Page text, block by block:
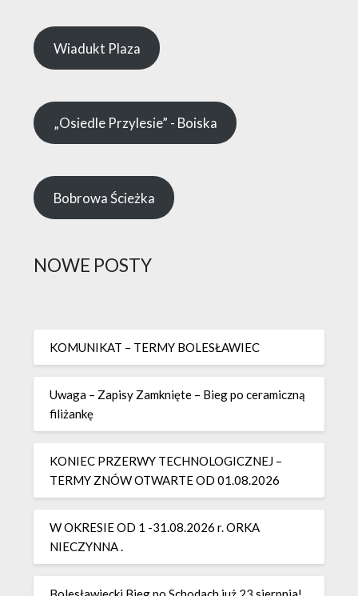
Wiadukt Plaza
„Osiedle Przylesie” - Boiska
Bobrowa Ścieżka
NOWE POSTY
KOMUNIKAT – TERMY BOLESŁAWIEC
Uwaga – Zapisy Zamknięte – Bieg po ceramiczną
filiżankę
KONIEC PRZERWY TECHNOLOGICZNEJ –
TERMY ZNÓW OTWARTE OD 01.08.2026
W OKRESIE OD 1 -31.08.2026 r. ORKA
NIECZYNNA .